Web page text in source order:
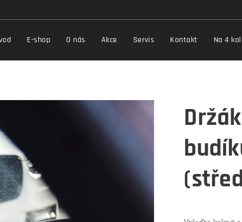
E-shop O nás Akce Servis Kontakt Na 4